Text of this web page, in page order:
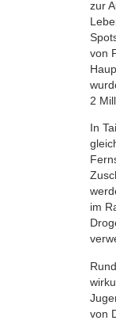
zur
von
2
In
im
von